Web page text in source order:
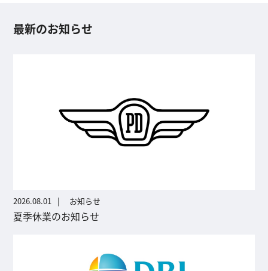
最新のお知らせ
2026.08.01 お知らせ
夏季休業のお知らせ